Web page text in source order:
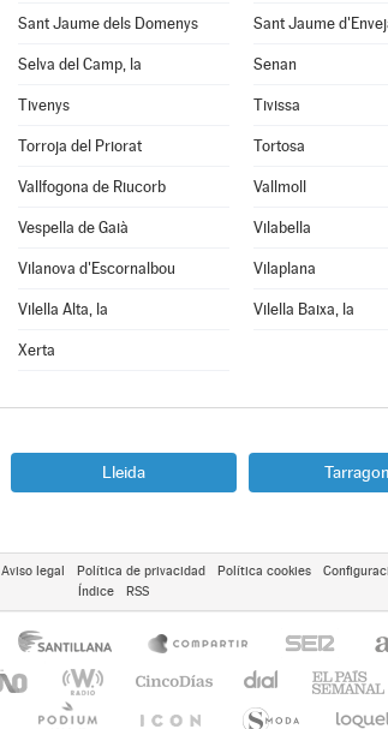
Sant Jaume dels Domenys Sant Jaume
Selva del Camp, la Senan
Tivenys Tivissa
Torroja del Priorat Tortosa
Vallfogona de Riucorb Vallmoll
Vespella de Gaià Vilabella
Vilanova d'Escornalbou Vilaplana
Vilella Alta, la Vilella Baixa, la
Xerta
Lleida
Aviso legal Política de privacidad Política cookies
Índice
RSS